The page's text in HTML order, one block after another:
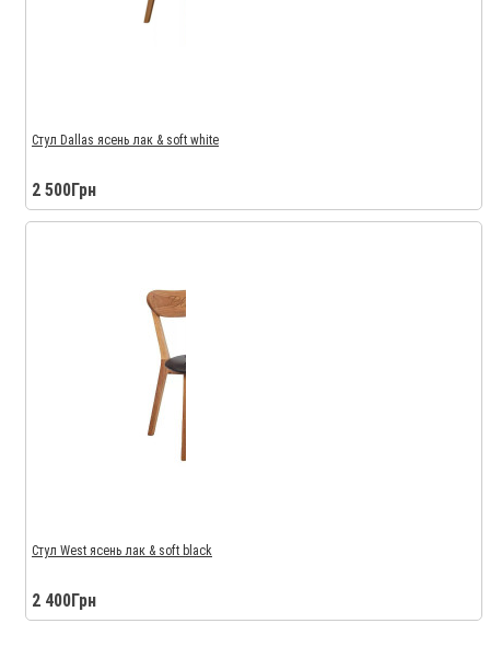
Стул Dallas ясень лак & soft white
2 500Грн
Стул West ясень лак & soft black
2 400Грн